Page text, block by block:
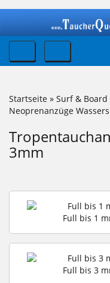
Startseite » Surf & Board
Neoprenanzüge
3mm
Full bis 1
Full bis 3